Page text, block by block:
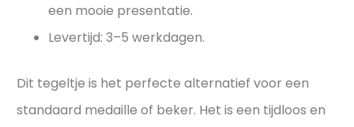
een mooie presentatie.
Levertijd: 3–5 werkdagen.
Dit tegeltje is het perfecte alternatief voor een
standaard medaille of beker. Het is een tijdloos en